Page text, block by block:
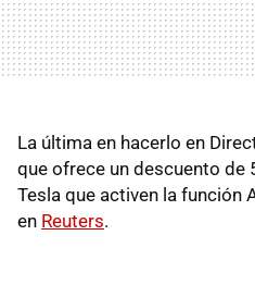
La última en hacerlo en
que ofrece un descuento de
Tesla que activen la función
en Reuters.